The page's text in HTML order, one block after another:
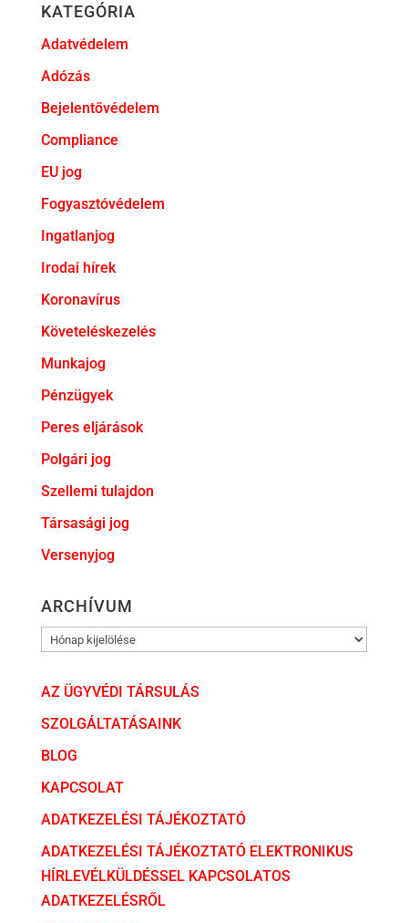
KATEGÓRIA
Adatvédelem
Adózás
Bejelentővédelem
Compliance
EU jog
Fogyasztóvédelem
Ingatlanjog
Irodai hírek
Koronavírus
Követeléskezelés
Munkajog
Pénzügyek
Peres eljárások
Polgári jog
Szellemi tulajdon
Társasági jog
Versenyjog
ARCHÍVUM
ARCHÍVUM
AZ ÜGYVÉDI TÁRSULÁS
SZOLGÁLTATÁSAINK
BLOG
KAPCSOLAT
ADATKEZELÉSI TÁJÉKOZTATÓ
ADATKEZELÉSI TÁJÉKOZTATÓ ELEKTRONIKUS
HÍRLEVÉLKÜLDÉSSEL KAPCSOLATOS
ADATKEZELÉSRŐL